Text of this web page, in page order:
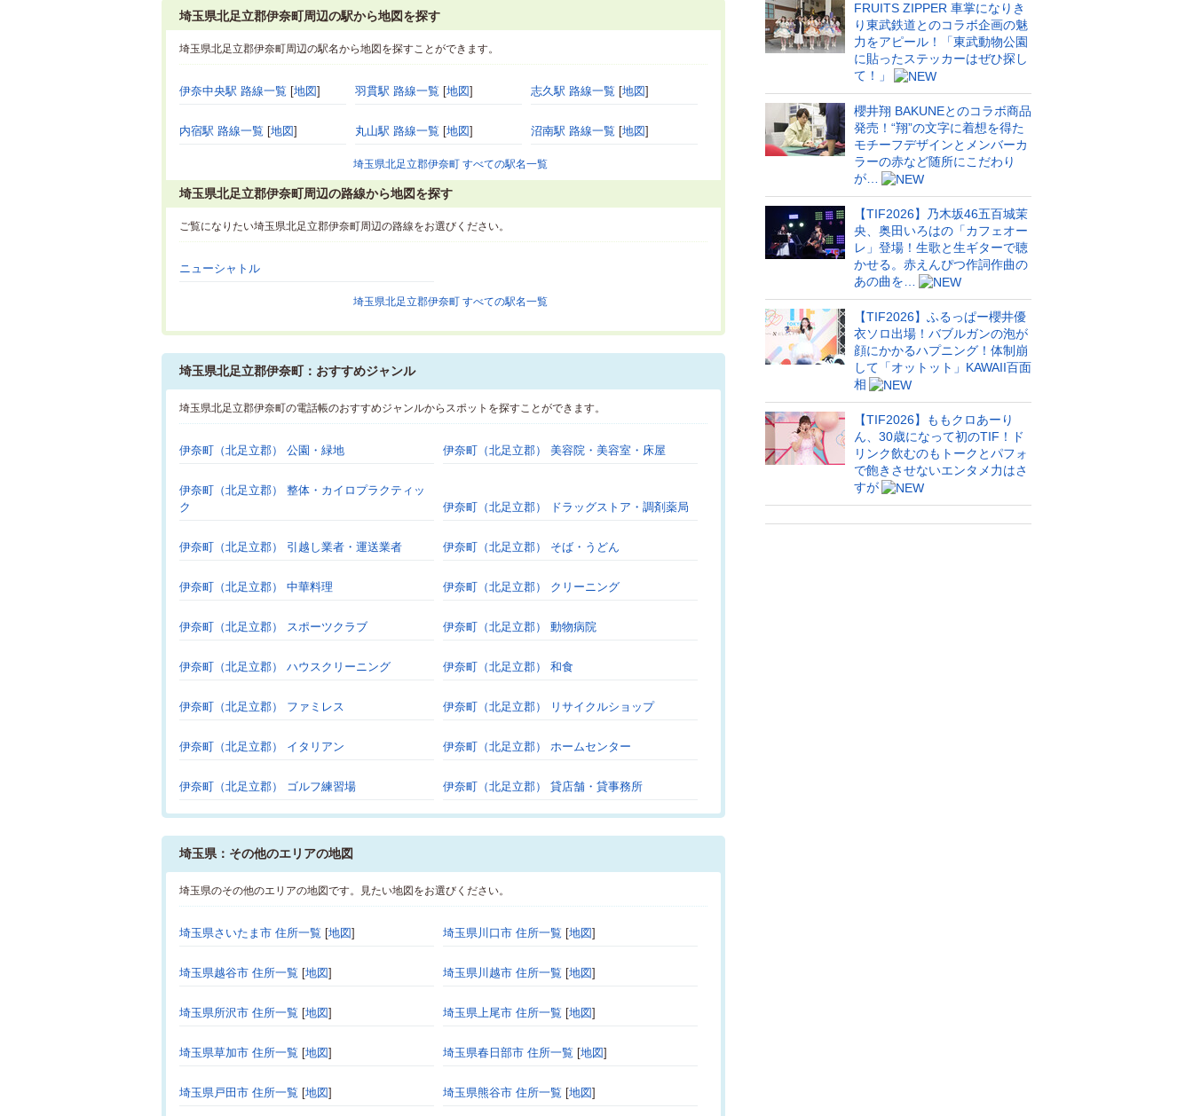
埼玉県北足立郡伊奈町周辺の駅から地図を探す
埼玉県北足立郡伊奈町周辺の駅名から地図を探すことができます。
伊奈中央駅 路線一覧 [地図] 羽貫駅 路線一覧 [地図] 志久駅 路線一覧 [地図]
内宿駅 路線一覧 [地図] 丸山駅 路線一覧 [地図] 沼南駅 路線一覧 [地図]
埼玉県北足立郡伊奈町 すべての駅名一覧
埼玉県北足立郡伊奈町周辺の路線から地図を探す
ご覧になりたい埼玉県北足立郡伊奈町周辺の路線をお選びください。
ニューシャトル
埼玉県北足立郡伊奈町 すべての駅名一覧
埼玉県北足立郡伊奈町：おすすめジャンル
埼玉県北足立郡伊奈町の電話帳のおすすめジャンルからスポットを探すことができます。
伊奈町（北足立郡） 公園・緑地 伊奈町（北足立郡） 美容院・美容室・床屋
伊奈町（北足立郡） 整体・カイロプラクティッ
ク
伊奈町（北足立郡） ドラッグストア・調剤薬局
伊奈町（北足立郡） 引越し業者・運送業者 伊奈町（北足立郡） そば・うどん
伊奈町（北足立郡） 中華料理 伊奈町（北足立郡） クリーニング
伊奈町（北足立郡） スポーツクラブ 伊奈町（北足立郡） 動物病院
伊奈町（北足立郡） ハウスクリーニング 伊奈町（北足立郡） 和食
伊奈町（北足立郡） ファミレス 伊奈町（北足立郡） リサイクルショップ
伊奈町（北足立郡） イタリアン 伊奈町（北足立郡） ホームセンター
伊奈町（北足立郡） ゴルフ練習場 伊奈町（北足立郡） 貸店舗・貸事務所
埼玉県：その他のエリアの地図
埼玉県のその他のエリアの地図です。見たい地図をお選びください。
埼玉県さいたま市 住所一覧 [地図] 埼玉県川口市 住所一覧 [地図]
埼玉県越谷市 住所一覧 [地図] 埼玉県川越市 住所一覧 [地図]
埼玉県所沢市 住所一覧 [地図] 埼玉県上尾市 住所一覧 [地図]
埼玉県草加市 住所一覧 [地図] 埼玉県春日部市 住所一覧 [地図]
埼玉県戸田市 住所一覧 [地図] 埼玉県熊谷市 住所一覧 [地図]
FRUITS ZIPPER 車掌になりき
り東武鉄道とのコラボ企画の魅
力をアピール！「東武動物公園
に貼ったステッカーはぜひ探し
て！」
櫻井翔 BAKUNEとのコラボ商品
発売！“翔”の文字に着想を得た
モチーフデザインとメンバーカ
ラーの赤など随所にこだわり
が…
【TIF2026】乃木坂46五百城茉
央、奥田いろはの「カフェオー
レ」登場！生歌と生ギターで聴
かせる。赤えんぴつ作詞作曲の
あの曲を…
【TIF2026】ふるっぱー櫻井優
衣ソロ出場！バブルガンの泡が
顔にかかるハプニング！体制崩
して「オットット」KAWAII百面
相
【TIF2026】ももクロあーり
ん、30歳になって初のTIF！ド
リンク飲むのもトークとパフォ
で飽きさせないエンタメ力はさ
すが